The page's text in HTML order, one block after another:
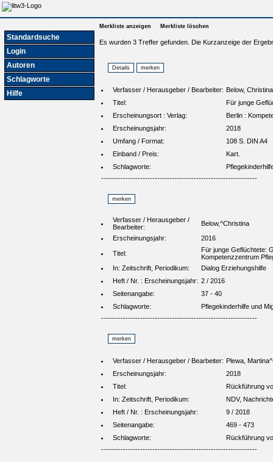
Standardsuche
Login
Autoren
Schlagworte
Hilfe
Merkliste anzeigen Merkliste löschen
Es wurden 3 Treffer gefunden. Die Kurzanzeige der
Verfasser / Herausgeber / Bearbeiter: Below,
Titel:
Für junge
Erscheinungsort : Verlag:
Berlin :
Erscheinungsjahr:
2018
Umfang / Format:
108 S. DIN A4
Einband / Preis:
Kart.
Schlagworte:
----------------------------------------------------------------
Verfasser / Herausgeber /
Bearbeiter:
Below,^Christina
Erscheinungsjahr:
2016
Titel:
Für junge Geflüchtete:
Kompetenzzentrum
In: Zeitschrift, Periodikum:
Dialog Erziehungshilfe
Heft / Nr. : Erscheinungsjahr: 2 / 2016
Seitenangabe:
37 - 40
Schlagworte:
Pflegekinderhilfe und
----------------------------------------------------------------
Verfasser / Herausgeber / Bearbeiter: Plewa,
Erscheinungsjahr:
2018
Titel:
Rückführung
In: Zeitschrift, Periodikum:
NDV,
Heft / Nr. : Erscheinungsjahr:
9 / 2018
Seitenangabe:
469 - 473
Schlagworte:
Rückführung
----------------------------------------------------------------